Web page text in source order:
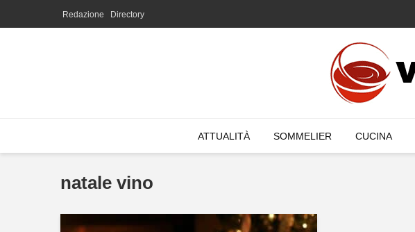
Redazione Directory
ATTUALITÀ SOMMELIER CUCINA
natale vino